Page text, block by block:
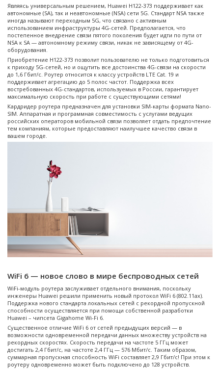
Являясь универсальным решением, Huawei H122-373 поддерживает как
автономные (SA), так и неавтономные (NSA) сети 5G. Стандарт NSA также
иногда называют переходным 5G, что связано с активным
использованием инфраструктуры 4G-сетей. Предполагается, что
постепенное внедрение связи пятого поколения будет идти по пути от
NSA к SA — автономному режиму связи, никак не зависящему от 4G-
оборудования.
Приобретение H122-373 позволит пользователю не только подготовиться
к приходу 5G-сетей, но и ощутить все достоинства 4G-связи на скорости
до 1,6 Гбит/с. Роутер относится к классу устройств LTE Cat. 19 и
поддерживает агрегацию до 5 полос частот. Поддержка всех
востребованных 4G-стандартов, используемых в России, гарантирует
максимальную скорость при работе с существующими сетями!
Кардридер роутера предназначен для установки SIM-карты формата Nano-
SIM. Аппаратная и программная совместимость с услугами ведущих
российских операторов мобильной связи позволяет отдать предпочтение
тем компаниям, которые предоставляют наилучшее качество связи в
вашем городе.
WiFi 6 — новое слово в мире беспроводных сетей
WiFi-модуль роутера заслуживает отдельного внимания, поскольку
инженеры Huawei решили применить новый протокол WiFi 6 (802.11ax).
Поддержка нового стандарта локальных сетей с рекордной пропускной
способности осуществляется при помощи собственной разработки
Huawei – чипсета Gigahome Wi-Fi 6.
Существенное отличие WiFi 6 от сетей предыдущих версий — в
возможности одновременной передачи данных множеству устройств на
рекордных скоростях. Скорость передачи на частоте 5 ГГц может
достигать 2,4 Гбит/с, на частоте 2,4 ГГц — 576 Мбит/с. Таким образом,
суммарная пропускная способность WiFi составляет 2,9 Гбит/с! При этом к
роутеру одновременно может быть подключено до 128 устройств.